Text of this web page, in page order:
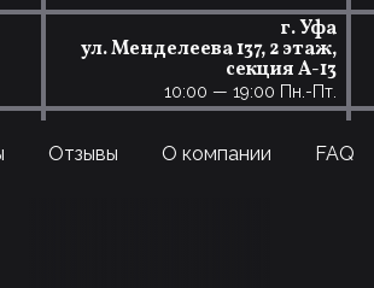
г. Уфа
ул. Менделеева 137, 2 этаж,
секция А-13
10:00 — 19:00 Пн.-Пт.
Отзывы О компании FAQ